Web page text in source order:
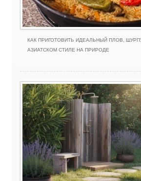
КАК ПРИГОТОВИТЬ ИДЕАЛЬНЫЙ ПЛОВ,
АЗИАТСКОМ СТИЛЕ НА ПРИРОДЕ